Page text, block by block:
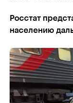
Росстат
населению